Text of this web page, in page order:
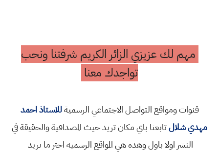
مهم لك عزيزي الزائر الكريم شرفتنا ونحب
تواجدك معنا
قنوات ومواقع التواصل الاجتماعي الرسميةللاستاذ احمد
مهدي شلالتابعنا باي مكان تريد حيث المصداقية والحقيقة في
النشر اولا باول وهذه هي المواقع الرسمية اختر ما تريد